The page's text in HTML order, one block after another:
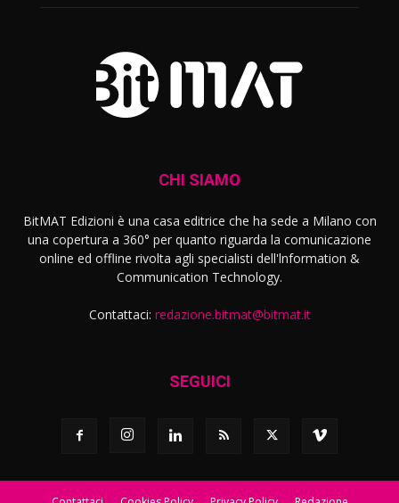
CHI SIAMO
BitMAT Edizioni è una casa editrice che ha sede a Milano con
una copertura a 360° per quanto riguarda la comunicazione
online ed offline rivolta agli specialisti dell'lnformation &
Communication Technology.
Contattaci: redazione.bitmat@bitmat.it
SEGUICI